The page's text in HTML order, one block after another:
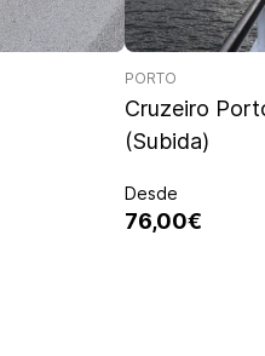
PORTO
Cruzeiro
(Subida)
Desde
76,00€